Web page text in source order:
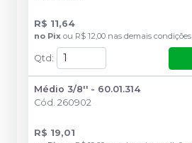
R$ 11,64
no Pix ou R$ 12,00 nas demais condições
Qtd :
Médio 3/8'' - 60.01.314
Cód. 260902
R$ 19,01